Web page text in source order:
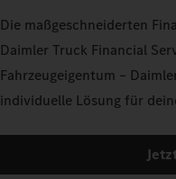
Die maßgeschneiderten
Daimler Truck Financial
Fahrzeugeigentum –
individuelle Lösung für